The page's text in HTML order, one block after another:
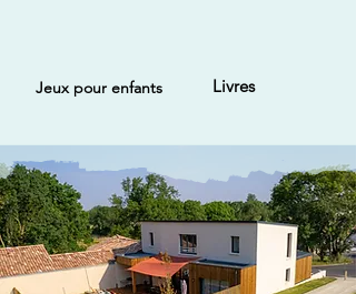
Jeux pour enfants Livres